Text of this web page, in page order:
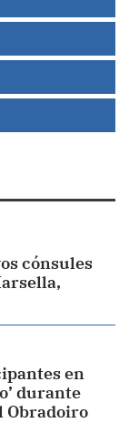
cónsules
en
durante
Obradoiro